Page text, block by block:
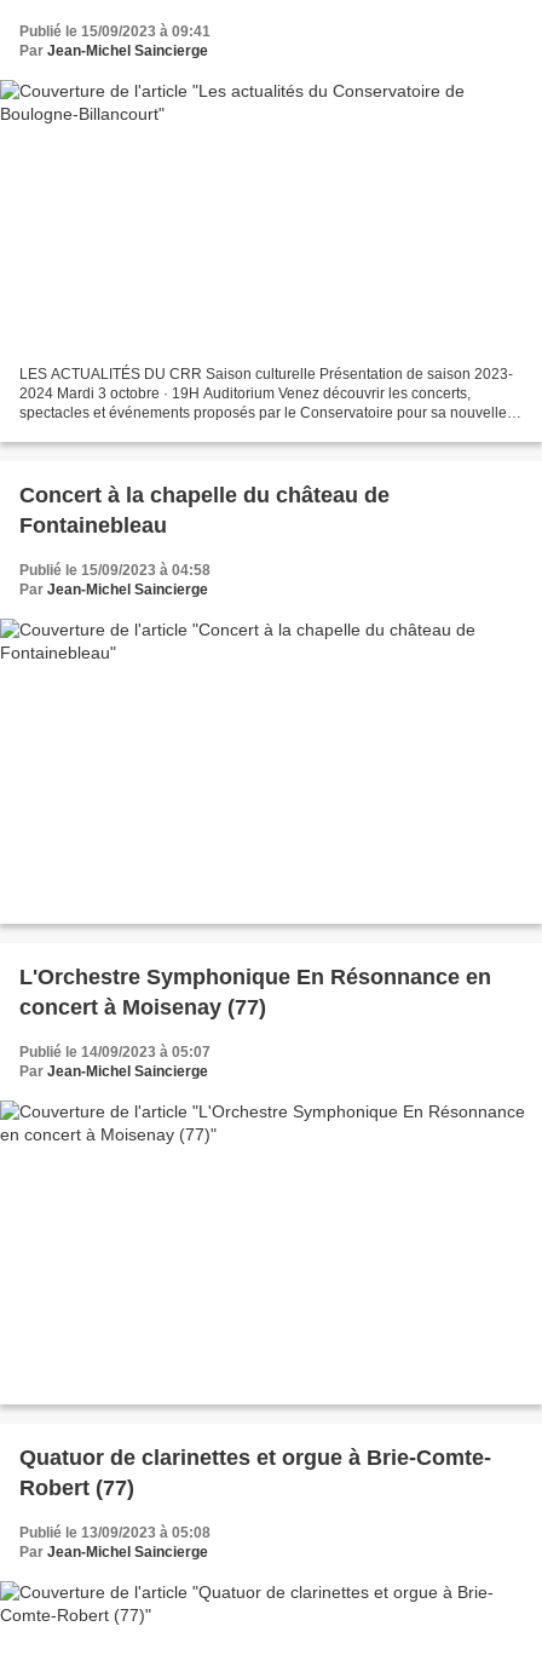
Publié le 15/09/2023 à 09:41
Par Jean-Michel Saincierge
LES ACTUALITÉS DU CRR Saison culturelle Présentation de saison 2023-
2024 Mardi 3 octobre · 19H Auditorium Venez découvrir les concerts,
spectacles et événements proposés par le Conservatoire pour sa nouvelle
Concert à la chapelle du château de
Fontainebleau
Publié le 15/09/2023 à 04:58
Par Jean-Michel Saincierge
L'Orchestre Symphonique En Résonnance en
concert à Moisenay (77)
Publié le 14/09/2023 à 05:07
Par Jean-Michel Saincierge
Quatuor de clarinettes et orgue à Brie-Comte-
Robert (77)
Publié le 13/09/2023 à 05:08
Par Jean-Michel Saincierge